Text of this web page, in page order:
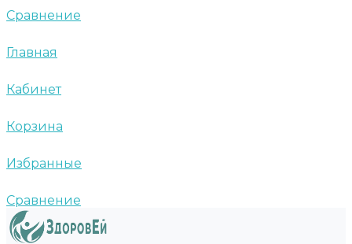
Сравнение
Главная
Кабинет
Корзина
Избранные
Сравнение